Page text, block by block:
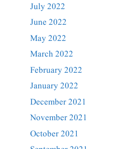
July 2022
June 2022
May 2022
March 2022
February 2022
January 2022
December 2021
November 2021
October 2021